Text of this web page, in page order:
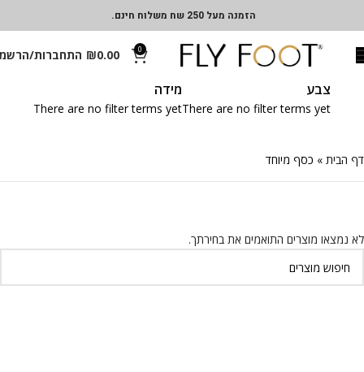
הזמנה מעל 250 שח משלוח חינם.
0
₪0.00 התחברות/
צבע
There are no filter terms yet
מידה
There are no filter terms yet
דף הבית » כסף מיוחד
לא נמצאו מוצרים התואמים את בחירתך.